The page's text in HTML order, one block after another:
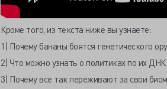
Кроме того, из текста ниже вы узнаете:
1) Почему бананы боятся генетического
2) Что можно узнать о политиках по их ДНК;
3) Почему все так переживают за свои